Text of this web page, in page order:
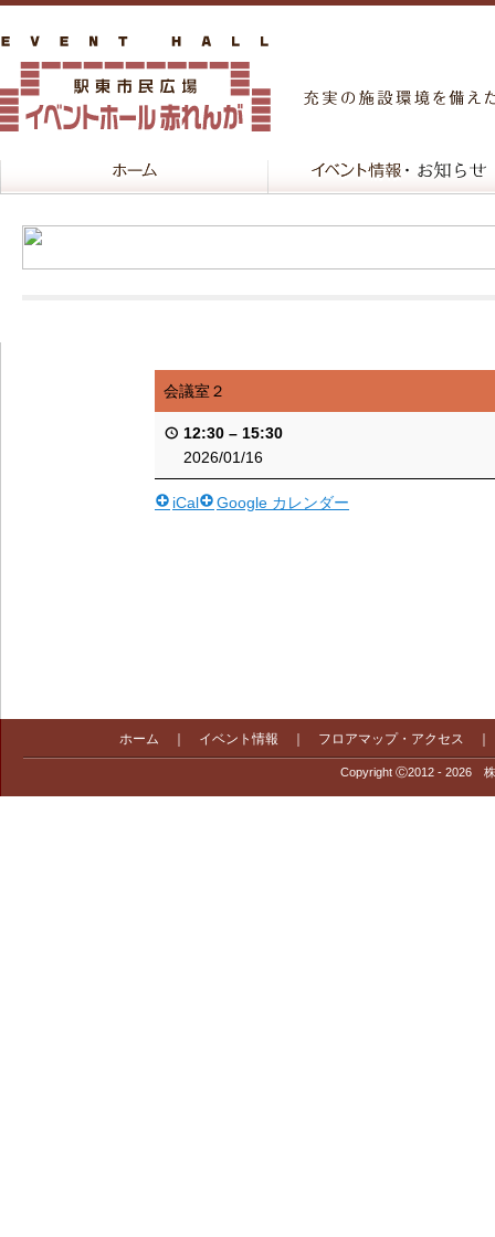
会議室２
12:30 – 15:30
2026/01/16
iCal Google カレンダー
ホーム イベント情報 フロアマップ・アクセス
Copyright Ⓒ2012 - 2026 株